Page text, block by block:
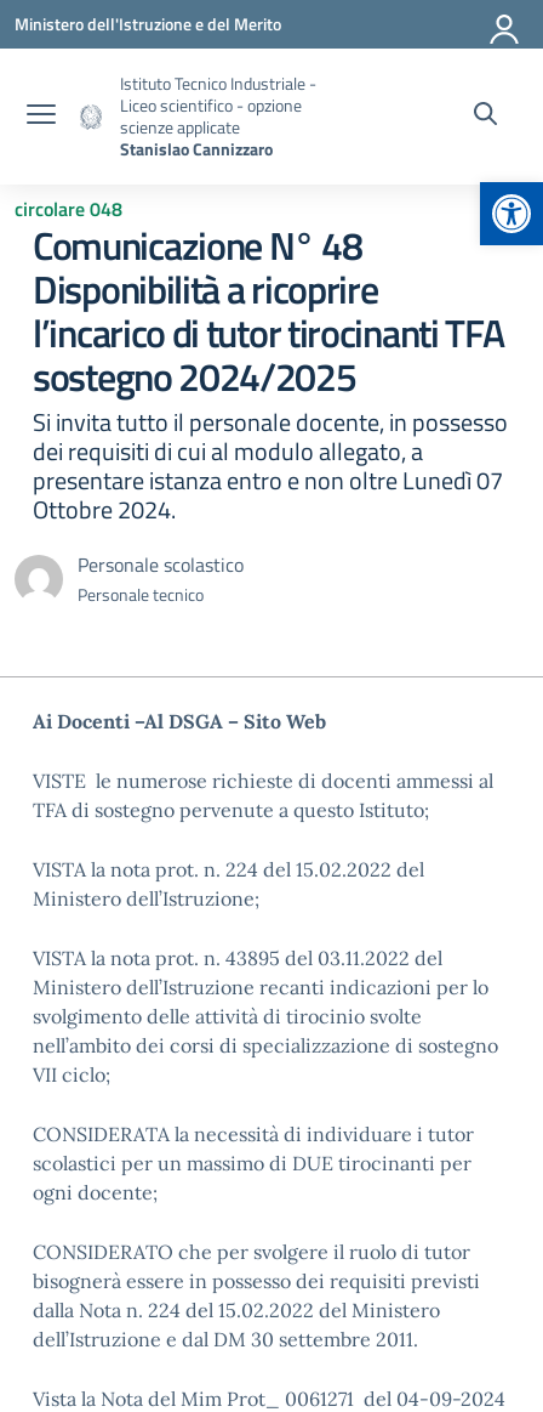
Vai ai contenuti
Vai al menu di navigazione
Vai al footer
Ministero dell'Istruzione e del Merito
Istituto Tecnico Industriale -
Liceo scientifico - opzione
scienze applicate
Stanislao Cannizzaro
circolare 048
Comunicazione N° 48
Disponibilità a ricoprire
l’incarico di tutor tirocinanti TFA
sostegno 2024/2025
Si invita tutto il personale docente, in possesso
dei requisiti di cui al modulo allegato, a
presentare istanza entro e non oltre Lunedì 07
Ottobre 2024.
Personale scolastico
Personale tecnico
Ai Docenti –Al DSGA – Sito Web
VISTE le numerose richieste di docenti ammessi al
TFA di sostegno pervenute a questo Istituto;
VISTA la nota prot. n. 224 del 15.02.2022 del
Ministero dell’Istruzione;
VISTA la nota prot. n. 43895 del 03.11.2022 del
Ministero dell’Istruzione recanti indicazioni per lo
svolgimento delle attività di tirocinio svolte
nell’ambito dei corsi di specializzazione di sostegno
VII ciclo;
CONSIDERATA la necessità di individuare i tutor
scolastici per un massimo di DUE tirocinanti per
ogni docente;
CONSIDERATO che per svolgere il ruolo di tutor
bisognerà essere in possesso dei requisiti previsti
dalla Nota n. 224 del 15.02.2022 del Ministero
dell’Istruzione e dal DM 30 settembre 2011.
Vista la Nota del Mim Prot_ 0061271 del 04-09-2024